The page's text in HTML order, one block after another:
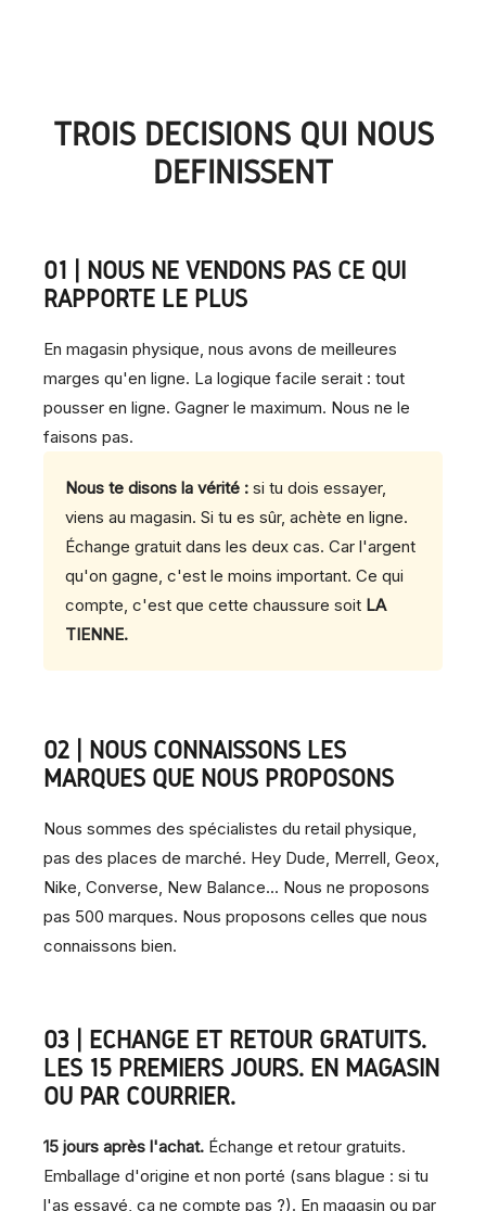
TROIS DÉCISIONS QUI NOUS
DÉFINISSENT
01 | NOUS NE VENDONS PAS CE QUI
RAPPORTE LE PLUS
En magasin physique, nous avons de meilleures
marges qu'en ligne. La logique facile serait : tout
pousser en ligne. Gagner le maximum. Nous ne le
faisons pas.
Nous te disons la vérité : si tu dois essayer,
viens au magasin. Si tu es sûr, achète en ligne.
Échange gratuit dans les deux cas. Car l'argent
qu'on gagne, c'est le moins important. Ce qui
compte, c'est que cette chaussure soit LA
TIENNE.
02 | NOUS CONNAISSONS LES
MARQUES QUE NOUS PROPOSONS
Nous sommes des spécialistes du retail physique,
pas des places de marché. Hey Dude, Merrell, Geox,
Nike, Converse, New Balance... Nous ne proposons
pas 500 marques. Nous proposons celles que nous
connaissons bien.
03 | ÉCHANGE ET RETOUR GRATUITS.
LES 15 PREMIERS JOURS. EN MAGASIN
OU PAR COURRIER.
15 jours après l'achat. Échange et retour gratuits.
Emballage d'origine et non porté (sans blague : si tu
l'as essayé, ça ne compte pas ?). En magasin ou par